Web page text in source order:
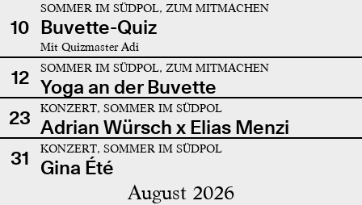
10
SOMMER IM SÜDPOL, ZUM MITMACHEN
Buvette-Quiz
Mit Quizmaster Adi
12 SOMMER IM SÜDPOL, ZUM MITMACHEN
Yoga an der Buvette
23
KONZERT, SOMMER IM SÜDPOL
Adrian Würsch x Elias Menzi
31
KONZERT, SOMMER IM SÜDPOL
Gina Été
August 2026